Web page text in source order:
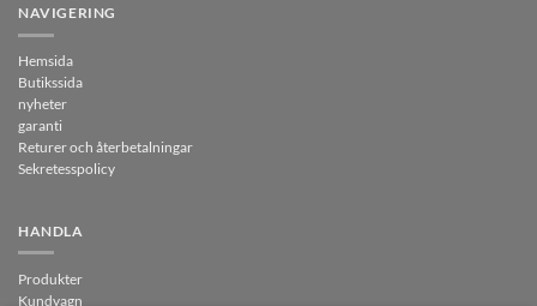
NAVIGERING
Hemsida
Butikssida
nyheter
garanti
Returer och återbetalningar
Sekretesspolicy
HANDLA
Produkter
Kundvagn